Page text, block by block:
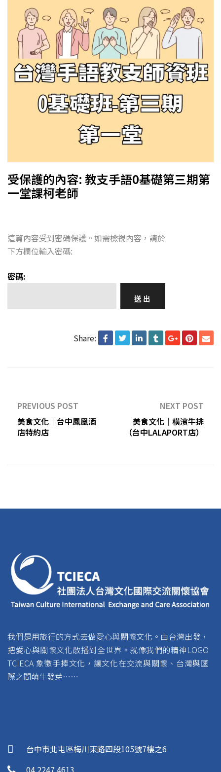
受保護的內容: 教支手語0基礎第三期第
一堂課柯老師
這篇內容受到密碼保護。如需檢視內容，請於
下方欄位輸入密碼:
密碼:
Share:
PREVIOUS POST
美食文化｜台中鳳凰酒
店特約店
NEXT POST
美食文化｜橫濱牛排
（台中LALAPORT店）
我們是用旅行的方式去做愛心與關懷文化。由台灣出發，
把愛心與關懷文化散播到全世界。就像我們的精神LOGO
TCIECA 象徵手捧文化，讓文化在交流與關懷、台灣與國
際之間萌生發芽……
台中市北屯區梅川東路四段105號7樓之6
04 2247 4613